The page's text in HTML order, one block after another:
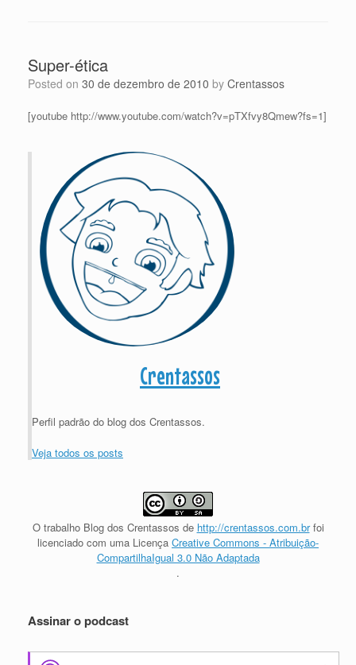
Super-ética
Posted on 30 de dezembro de 2010 by Crentassos
[youtube http://www.youtube.com/watch?v=pTXfvy8Qmew?fs=1]
Crentassos
Perfil padrão do blog dos Crentassos.
Veja todos os posts
O trabalho Blog dos Crentassos de http://crentassos.com.brfoi
licenciado com uma Licença Creative Commons - Atribuição-
CompartilhaIgual 3.0 Não Adaptada
.
Assinar o podcast